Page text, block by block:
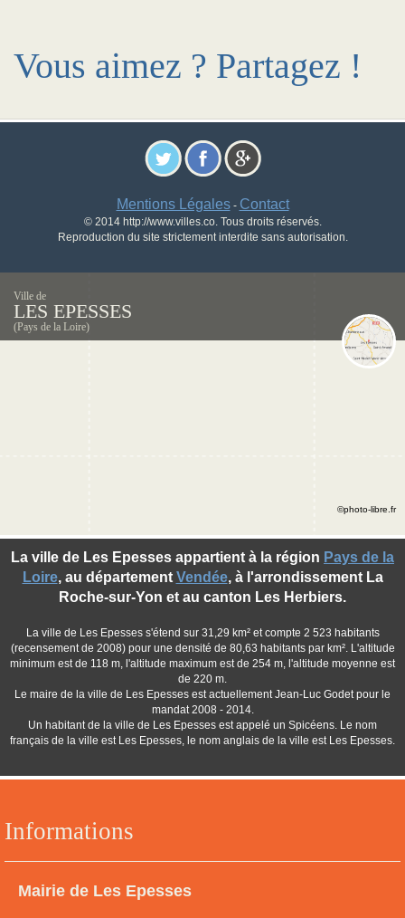
Vous aimez ? Partagez !
Mentions Légales- Contact
© 2014 http://www.villes.co. Tous droits réservés.
Reproduction du site strictement interdite sans autorisation.
Ville de
LES EPESSES
(Pays de la Loire)
Informations
Mairie de Les Epesses
La ville de Les Epesses appartient à la région Pays de la
Loire, au département Vendée, à l'arrondissement La
Roche-sur-Yon et au canton Les Herbiers.
La ville de Les Epesses s'étend sur 31,29 km² et compte 2 523 habitants
(recensement de 2008) pour une densité de 80,63 habitants par km². L'altitude
minimum est de 118 m, l'altitude maximum est de 254 m, l'altitude moyenne est
de 220 m.
Le maire de la ville de Les Epesses est actuellement Jean-Luc Godet pour le
mandat 2008 - 2014.
Un habitant de la ville de Les Epesses est appelé un Spicéens. Le nom
français de la ville est Les Epesses, le nom anglais de la ville est Les Epesses.
©photo-libre.fr